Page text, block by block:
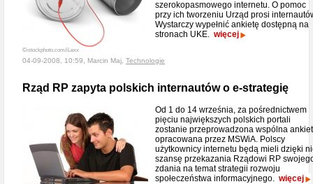
©istockphoto.com/iLexx
szerokopasmowego internetu. O pomoc
przy ich tworzeniu Urząd prosi
Wystarczy wypełnić ankietę dostępną na
stronach UKE. więcej
04-09-2008, 10:59, Marcin Maj, Technologie
Rząd RP zapyta polskich internautów o e-strategię
Od 1 do 14 września, za pośrednictwem
pięciu największych polskich portali
zostanie przeprowadzona wspólna
opracowana przez MSWiA. Polscy
użytkownicy internetu będą mieli dzięki
szansę przekazania Rządowi RP
zdania na temat strategii rozwoju
społeczeństwa informacyjnego. więcej